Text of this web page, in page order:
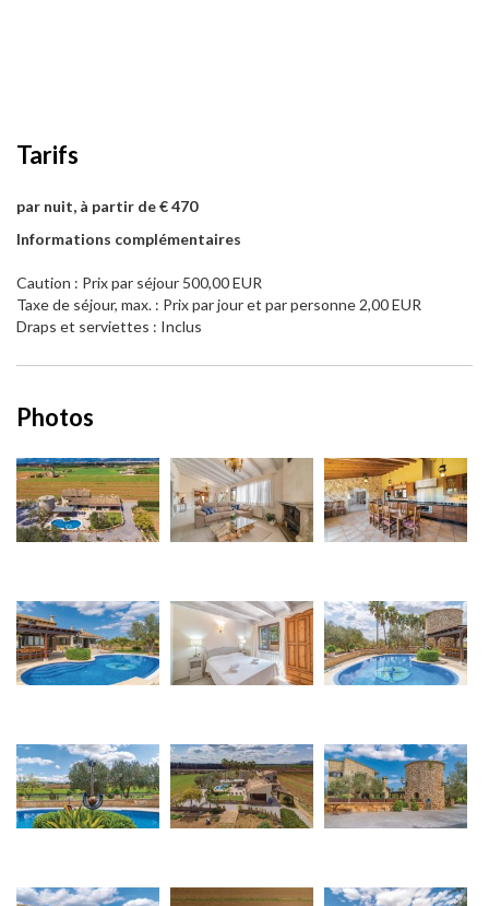
Tarifs
par nuit, à partir de € 470
Informations complémentaires
Caution : Prix par séjour 500,00 EUR
Taxe de séjour, max. : Prix par jour et par personne 2,00 EUR
Draps et serviettes : Inclus
Photos